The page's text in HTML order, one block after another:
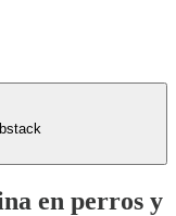
en perros y